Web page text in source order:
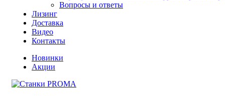
Вопросы и ответы
Лизинг
Доставка
Видео
Контакты
Новинки
Акции